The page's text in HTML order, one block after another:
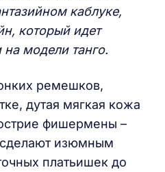
каблуке,
который идет
модели танго.
ремешков,
дутая мягкая кожа
фишермены –
изюмным
платьишек до